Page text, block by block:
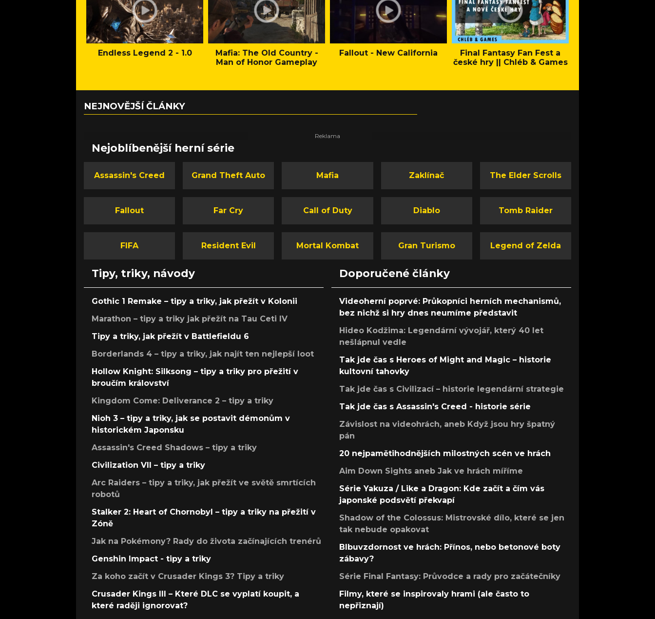
Endless Legend 2 - 1.0
Mafia: The Old Country -
Man of Honor Gameplay
Fallout - New California
Final Fantasy Fan Fest a
české hry || Chléb & Games
NEJNOVĚJŠÍ ČLÁNKY
Nejoblíbenější herní série
Assassin's Creed Grand Theft Auto Mafia Zaklínač The Elder Scrolls
Fallout Far Cry Call of Duty Diablo Tomb Raider
FIFA Resident Evil Mortal Kombat Gran Turismo Legend of Zelda
Tipy, triky, návody
Gothic 1 Remake – tipy a triky, jak přežít v Kolonii
Marathon – tipy a triky jak přežít na Tau Ceti IV
Tipy a triky, jak přežít v Battlefieldu 6
Borderlands 4 – tipy a triky, jak najít ten nejlepší loot
Hollow Knight: Silksong – tipy a triky pro přežití v
broučím království
Kingdom Come: Deliverance 2 – tipy a triky
Nioh 3 – tipy a triky, jak se postavit démonům v
historickém Japonsku
Assassin's Creed Shadows – tipy a triky
Civilization VII – tipy a triky
Arc Raiders – tipy a triky, jak přežít ve světě smrtících
robotů
Stalker 2: Heart of Chornobyl – tipy a triky na přežití v
Zóně
Jak na Pokémony? Rady do života začínajících trenérů
Genshin Impact - tipy a triky
Za koho začít v Crusader Kings 3? Tipy a triky
Crusader Kings III – Které DLC se vyplatí koupit, a
které raději ignorovat?
Doporučené články
Videoherní poprvé: Průkopníci herních mechanismů,
bez nichž si hry dnes neumíme představit
Hideo Kodžima: Legendární vývojář, který 40 let
nešlápnul vedle
Tak jde čas s Heroes of Might and Magic – historie
kultovní tahovky
Tak jde čas s Civilizací – historie legendární strategie
Tak jde čas s Assassin's Creed - historie série
Závislost na videohrách, aneb Když jsou hry špatný
pán
20 nejpamětihodnějších milostných scén ve hrách
Aim Down Sights aneb Jak ve hrách míříme
Série Yakuza / Like a Dragon: Kde začít a čím vás
japonské podsvětí překvapí
Shadow of the Colossus: Mistrovské dílo, které se jen
tak nebude opakovat
Blbuvzdornost ve hrách: Přínos, nebo betonové boty
zábavy?
Série Final Fantasy: Průvodce a rady pro začátečníky
Filmy, které se inspirovaly hrami (ale často to
nepřiznají)